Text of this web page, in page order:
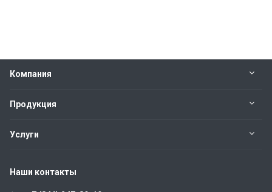
Компания
Продукция
Услуги
Наши контакты